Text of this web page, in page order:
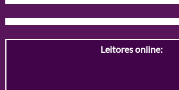
Leitores online: